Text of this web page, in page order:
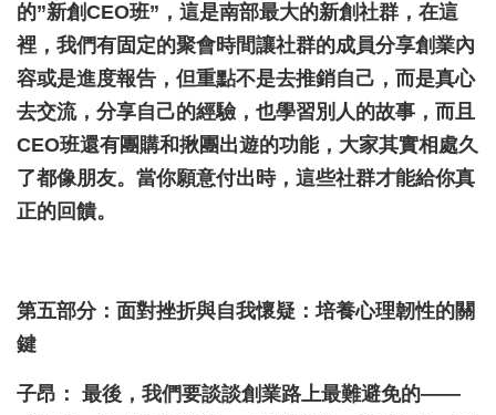
的”新創CEO班”，這是南部最大的新創社群，在這
裡，我們有固定的聚會時間讓社群的成員分享創業內
容或是進度報告，但重點不是去推銷自己，而是真心
去交流，分享自己的經驗，也學習別人的故事，而且
CEO班還有團購和揪團出遊的功能，大家其實相處久
了都像朋友。當你願意付出時，這些社群才能給你真
正的回饋。
第五部分：面對挫折與自我懷疑：培養心理韌性的關
鍵
子昂： 最後，我們要談談創業路上最難避免的——